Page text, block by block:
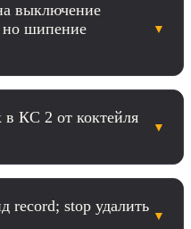
выключение
но шипение
▼
КС 2 от коктейля
▼
record; stop удалить
▼